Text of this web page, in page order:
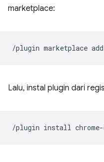
marketplace:
/plugin marketplace add
Lalu, instal plugin dari
/plugin install